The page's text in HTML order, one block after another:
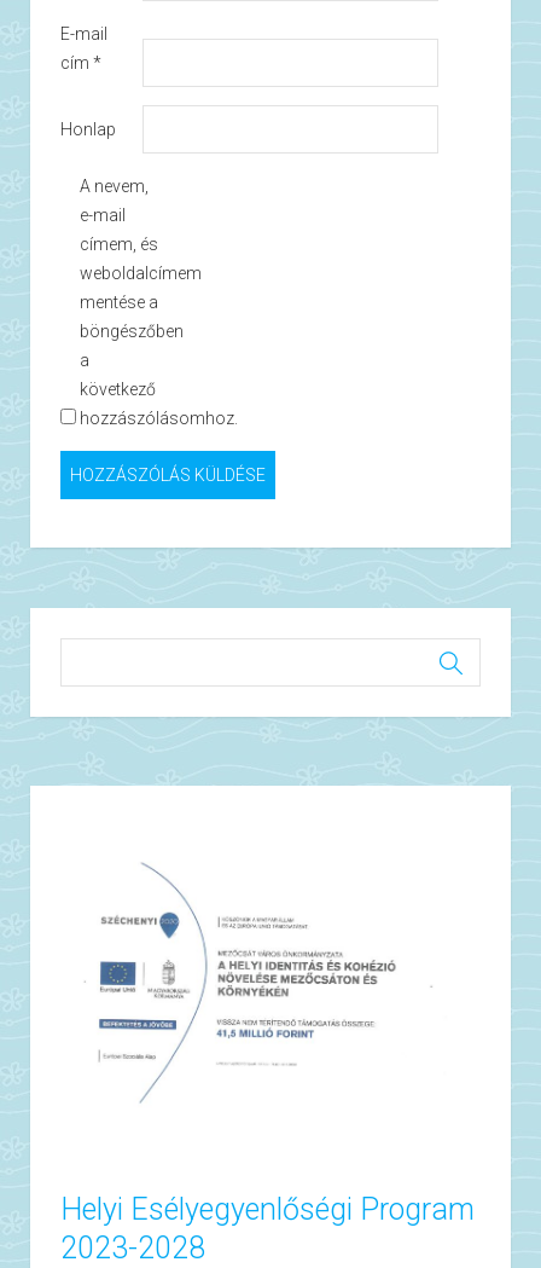
E-mail
cím *
Honlap
A nevem,
e-mail
címem, és
weboldalcímem
mentése a
böngészőben
a
következő
hozzászólásomhoz.
Helyi Esélyegyenlőségi Program
2023-2028